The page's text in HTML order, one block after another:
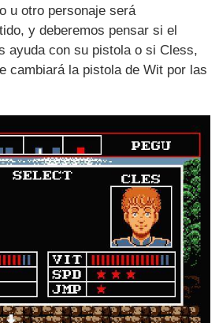
u otro personaje será
y deberemos pensar si el
ayuda con su pistola o si Cless,
cambiará la pistola de Wit por las